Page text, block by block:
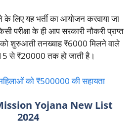
लिए यह भर्ती का आयोजन करवाया जा
परीक्षा के ही आप सरकारी नौकरी प्राप्त
शुरुआती तनख्वाह ₹6000 मिलने वाले
से ₹20000 तक हो जाती है।
को ₹500000 की सहायता
Yojana New List
2024